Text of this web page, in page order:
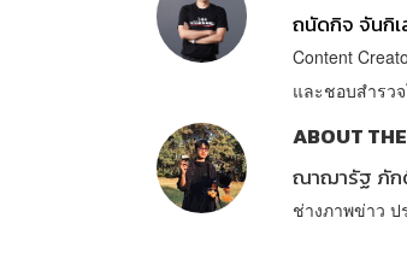
ถนัดกิจ จันกิ
Content
และชอบสำรว
ABOUT
ณาฌารัฐ ภัก
ช่างภาพข่าว ป